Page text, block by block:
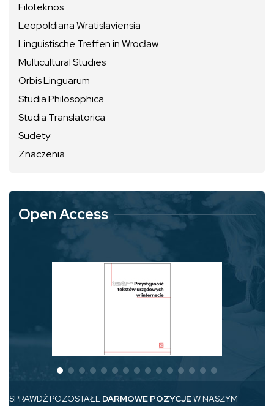
Filoteknos
Leopoldiana Wratislaviensia
Linguistische Treffen in Wrocław
Multicultural Studies
Orbis Linguarum
Studia Philosophica
Studia Translatorica
Sudety
Znaczenia
Open Access
SPRAWDŹ POZOSTAŁE DARMOWE POZYCJEW NASZYM